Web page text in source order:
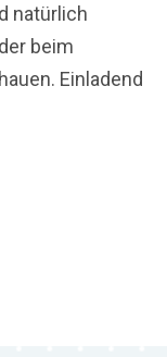
natürlich
beim
Einladend